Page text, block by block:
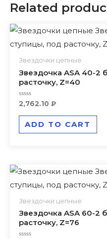
Related
Звездочки цепные
Звездочка ASA 40-2
расточку, Z=40
Rated
out
2,762.10 ₽
ADD TO CART
Звездочки цепные
Звездочка ASA 60-2
расточку, Z=76